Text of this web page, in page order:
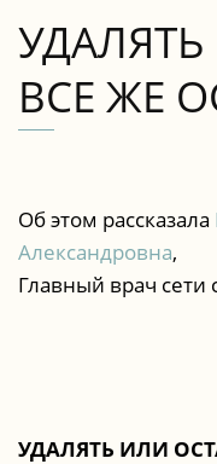
ВСЕ ЖЕ
Об этом рассказала
Александровна,
Главный врач сети
УДАЛЯТЬ ИЛИ